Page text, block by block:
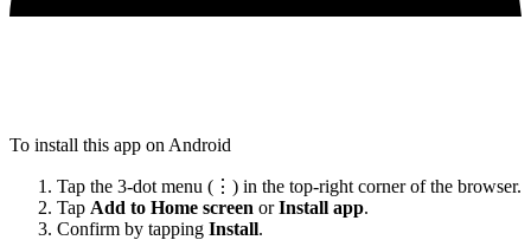
To install this app on Android
Tap the 3-dot menu (⋮) in the top-right corner of the browser.
Tap Add to Home screen orInstall app.
Confirm by tapping Install.